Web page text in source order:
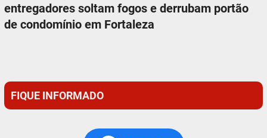
entregadores soltam fogos e derrubam portão
de condomínio em Fortaleza
FIQUE INFORMADO